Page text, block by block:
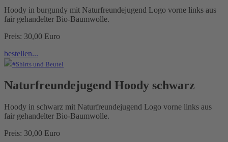
Hoody in burgundy mit Naturfreundejugend Logo vorne links aus
fair gehandelter Bio-Baumwolle.
Preis: 30,00 Euro
bestellen...
#Shirts und Beutel
Naturfreundejugend Hoody schwarz
Hoody in schwarz mit Naturfreundejugend Logo vorne links aus
fair gehandelter Bio-Baumwolle.
Preis: 30,00 Euro